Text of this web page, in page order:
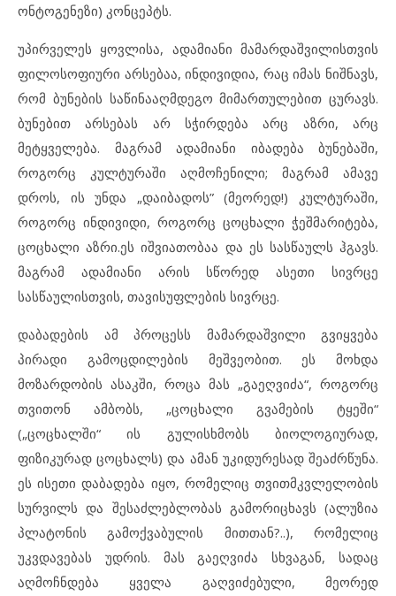
ონტოგენეზი) კონცეპტს.
უპირველეს ყოვლისა, ადამიანი მამარდაშვილისთვის
ფილოსოფიური არსებაა, ინდივიდია, რაც იმას ნიშნავს,
რომ ბუნების საწინააღმდეგო მიმართულებით ცურავს.
ბუნებით არსებას არ სჭირდება არც აზრი, არც
მეტყველება. მაგრამ ადამიანი იბადება ბუნებაში,
როგორც კულტურაში აღმოჩენილი; მაგრამ ამავე
დროს, ის უნდა „დაიბადოს” (მეორედ!) კულტურაში,
როგორც ინდივიდი, როგორც ცოცხალი ჭეშმარიტება,
ცოცხალი აზრი.ეს იშვიათობაა და ეს სასწაულს ჰგავს.
მაგრამ ადამიანი არის სწორედ ასეთი სივრცე
სასწაულისთვის, თავისუფლების სივრცე.
დაბადების ამ პროცესს მამარდაშვილი გვიყვება
პირადი გამოცდილების მეშვეობით. ეს მოხდა
მოზარდობის ასაკში, როცა მას „გაეღვიძა“, როგორც
თვითონ ამბობს, „ცოცხალი გვამების ტყეში“
(„ცოცხალში“ ის გულისხმობს ბიოლოგიურად,
ფიზიკურად ცოცხალს) და ამან უკიდურესად შეაძრწუნა.
ეს ისეთი დაბადება იყო, რომელიც თვითმკვლელობის
სურვილს და შესაძლებლობას გამორიცხავს (ალუზია
პლატონის გამოქვაბულის მითთან?..), რომელიც
უკვდავებას უდრის. მას გაეღვიძა სხვაგან, სადაც
აღმოჩნდება ყველა გაღვიძებული, მეორედ